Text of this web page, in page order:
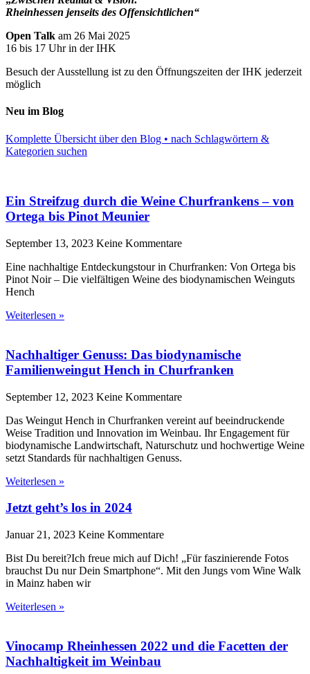
Rheinhessen jenseits des Offensichtlichen“
Open Talk am 26 Mai 2025
16 bis 17 Uhr in der IHK
Besuch der Ausstellung ist zu den Öffnungszeiten der IHK jederzeit
möglich
Neu im Blog
Komplette Übersicht über den Blog • nach Schlagwörtern &
Kategorien suchen
Ein Streifzug durch die Weine Churfrankens – von
Ortega bis Pinot Meunier
September 13, 2023 Keine Kommentare
Eine nachhaltige Entdeckungstour in Churfranken: Von Ortega bis
Pinot Noir – Die vielfältigen Weine des biodynamischen Weinguts
Hench
Weiterlesen »
Nachhaltiger Genuss: Das biodynamische
Familienweingut Hench in Churfranken
September 12, 2023 Keine Kommentare
Das Weingut Hench in Churfranken vereint auf beeindruckende
Weise Tradition und Innovation im Weinbau. Ihr Engagement für
biodynamische Landwirtschaft, Naturschutz und hochwertige Weine
setzt Standards für nachhaltigen Genuss.
Weiterlesen »
Jetzt geht’s los in 2024
Januar 21, 2023 Keine Kommentare
Bist Du bereit?Ich freue mich auf Dich! „Für faszinierende Fotos
brauchst Du nur Dein Smartphone“. Mit den Jungs vom Wine Walk
in Mainz haben wir
Weiterlesen »
Vinocamp Rheinhessen 2022 und die Facetten der
Nachhaltigkeit im Weinbau